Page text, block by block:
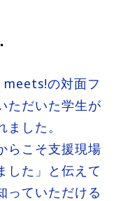
meets!の対面フ
ただいた学生が
した。
らこそ支援現場
した」と伝えて
っていただける